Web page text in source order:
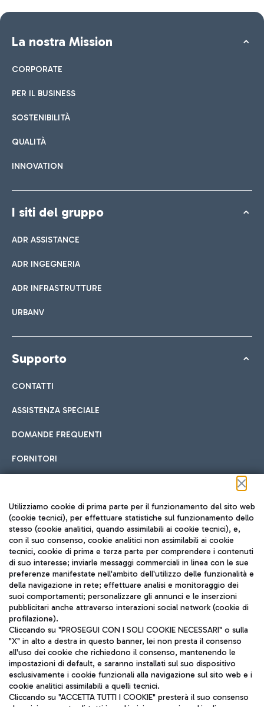
La nostra Mission
CORPORATE
PER IL BUSINESS
SOSTENIBILITÀ
QUALITÀ
INNOVATION
I siti del gruppo
ADR ASSISTANCE
ADR INGEGNERIA
ADR INFRASTRUTTURE
URBANV
Supporto
CONTATTI
ASSISTENZA SPECIALE
DOMANDE FREQUENTI
FORNITORI
Seguici sui social
TRAVEL JOURNAL
ITA
Aeroporti di Roma S.p.A. - Società soggetta a direzione e
coordinamento di Mundys S.p.A.
Utilizziamo cookie di prima parte per il funzionamento del sito web
(cookie tecnici), per effettuare statistiche sul funzionamento dello
stesso (cookie analitici, quando assimilabili ai cookie tecnici), e,
con il suo consenso, cookie analitici non assimilabili ai cookie
tecnici, cookie di prima e terza parte per comprendere i contenuti
di suo interesse; inviarle messaggi commerciali in linea con le sue
preferenze manifestate nell'ambito dell'utilizzo delle funzionalità e
della navigazione in rete; effettuare analisi e monitoraggio dei
suoi comportamenti; personalizzare gli annunci e le inserzioni
pubblicitari anche attraverso interazioni social network (cookie di
profilazione).
Cliccando su "PROSEGUI CON I SOLI COOKIE NECESSARI" o sulla
"X" in alto a destra in questo banner, lei non presta il consenso
all'uso dei cookie che richiedono il consenso, mantenendo le
impostazioni di default, e saranno installati sul suo dispositivo
esclusivamente i cookie funzionali alla navigazione sul sito web e i
cookie analitici assimilabili a quelli tecnici.
Cliccando su "ACCETTA TUTTI I COOKIE" presterà il suo consenso